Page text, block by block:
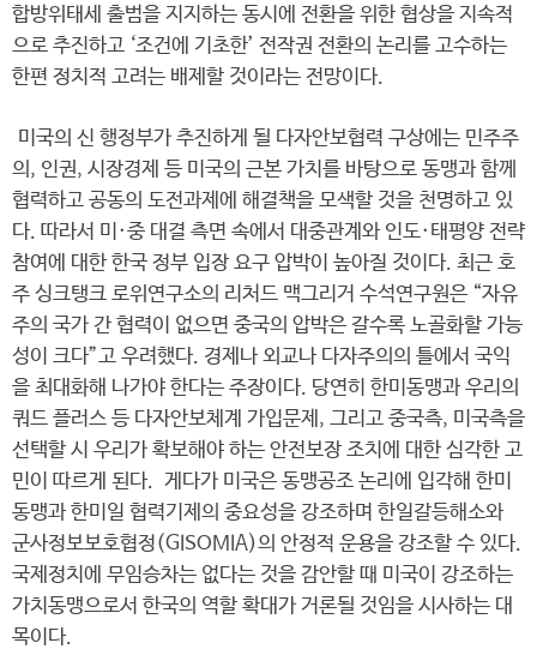
합방위태세 출범을 지지하는 동시에 전환을 위한 협상을 지속적
으로 추진하고 ‘조건에 기초한’ 전작권 전환의 논리를 고수하는
한편 정치적 고려는 배제할 것이라는 전망이다.
미국의 신 행정부가 추진하게 될 다자안보협력 구상에는 민주주
의, 인권, 시장경제 등 미국의 근본 가치를 바탕으로 동맹과 함께
협력하고 공동의 도전과제에 해결책을 모색할 것을 천명하고 있
다. 따라서 미·중 대결 측면 속에서 대중관계와 인도·태평양 전략
참여에 대한 한국 정부 입장 요구 압박이 높아질 것이다. 최근 호
주 싱크탱크 로위연구소의 리처드 맥그리거 수석연구원은 “자유
주의 국가 간 협력이 없으면 중국의 압박은 갈수록 노골화할 가능
성이 크다”고 우려했다. 경제나 외교나 다자주의의 틀에서 국익
을 최대화해 나가야 한다는 주장이다. 당연히 한미동맹과 우리의
쿼드 플러스 등 다자안보체계 가입문제, 그리고 중국측, 미국측을
선택할 시 우리가 확보해야 하는 안전보장 조치에 대한 심각한 고
민이 따르게 된다. 게다가 미국은 동맹공조 논리에 입각해 한미
동맹과 한미일 협력기제의 중요성을 강조하며 한일갈등해소와
군사정보보호협정(GISOMIA)의 안정적 운용을 강조할 수 있다.
국제정치에 무임승차는 없다는 것을 감안할 때 미국이 강조하는
가치동맹으로서 한국의 역할 확대가 거론될 것임을 시사하는 대
목이다.